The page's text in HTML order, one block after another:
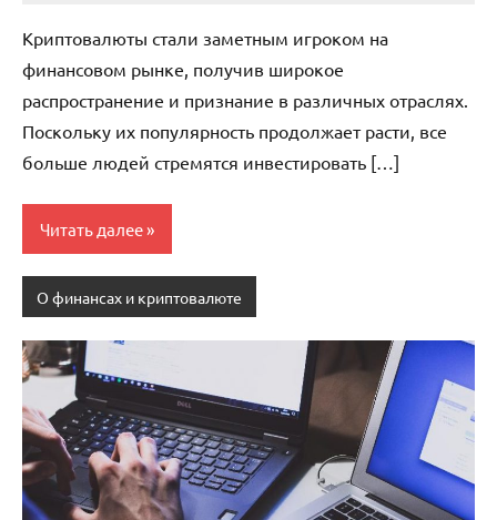
Криптовалюты стали заметным игроком на
финансовом рынке, получив широкое
распространение и признание в различных отраслях.
Поскольку их популярность продолжает расти, все
больше людей стремятся инвестировать […]
Читать далее
О финансах и криптовалюте